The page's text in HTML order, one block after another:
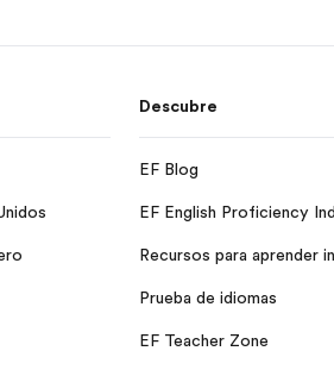
Descubre
EF Blog
EF English Proficiency
Recursos para aprender
Prueba de idiomas
EF Teacher Zone